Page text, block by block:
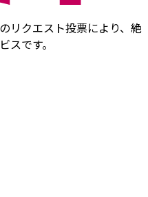
リクエスト投票により、絶
スです。